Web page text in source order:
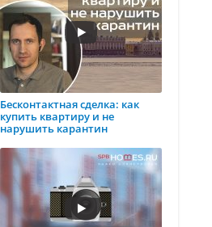
Бесконтактная сделка: как
купить квартиру и не
нарушить карантин